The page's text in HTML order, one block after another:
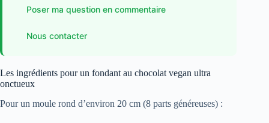
Poser ma question en commentaire
Nous contacter
Les ingrédients pour un fondant au chocolat vegan ultra
onctueux
Pour un moule rond d’environ 20 cm (8 parts généreuses) :